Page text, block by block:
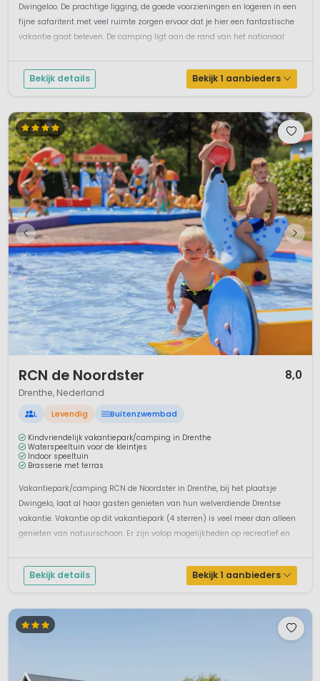
Dwingeloo. De prachtige ligging, de goede voorzieningen en logeren in een
fijne safaritent met veel ruimte zorgen ervoor dat je hier een fantastische
vakantie gaat beleven. De camping ligt aan de rand van het nationaal
Bekijk details Bekijk 1 aanbieders
RCN de Noordster 8,0
Drenthe, Nederland
L Levendig Buitenzwembad
Kindvriendelijk vakantiepark/camping in Drenthe
Waterspeeltuin voor de kleintjes
Indoor speeltuin
Brasserie met terras
Vakantiepark/camping RCN de Noordster in Drenthe, bij het plaatsje
Dwingelo, laat al haar gasten genieten van hun welverdiende Drentse
vakantie. Vakantie op dit vakantiepark (4 sterren) is veel meer dan alleen
genieten van natuurschoon. Er zijn volop mogelijkheden op recreatief en
Bekijk details Bekijk 1 aanbieders